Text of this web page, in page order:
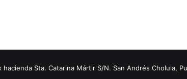
Sta. Catarina Mártir S/N. San Andrés Cholula,